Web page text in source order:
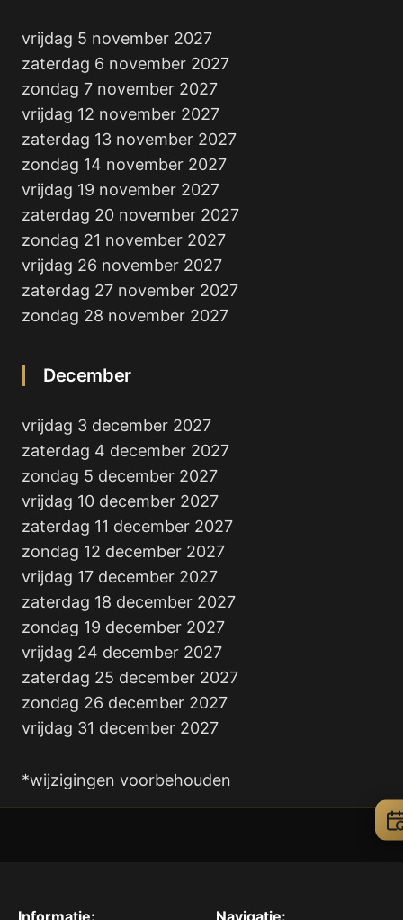
vrijdag 5 november 2027
zaterdag 6 november 2027
zondag 7 november 2027
vrijdag 12 november 2027
zaterdag 13 november 2027
zondag 14 november 2027
vrijdag 19 november 2027
zaterdag 20 november 2027
zondag 21 november 2027
vrijdag 26 november 2027
zaterdag 27 november 2027
zondag 28 november 2027
December
vrijdag 3 december 2027
zaterdag 4 december 2027
zondag 5 december 2027
vrijdag 10 december 2027
zaterdag 11 december 2027
zondag 12 december 2027
vrijdag 17 december 2027
zaterdag 18 december 2027
zondag 19 december 2027
vrijdag 24 december 2027
zaterdag 25 december 2027
zondag 26 december 2027
vrijdag 31 december 2027
*wijzigingen voorbehouden